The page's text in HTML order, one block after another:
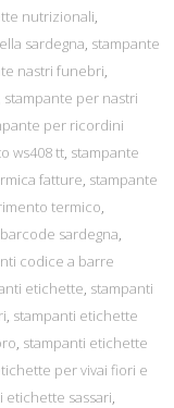
nutrizionali,
sardegna, stampante
nastri funebri,
stampante per nastri
per ricordini
ws408 tt, stampante
fatture, stampante
termico,
sardegna,
codice a barre
etichette, stampanti
, stampanti etichette
, stampanti etichette
per vivai fiori e
etichette sassari,